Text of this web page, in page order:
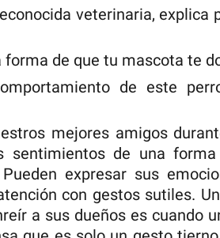
veterinaria, explica
forma de que tu mascota te
de este
mejores amigos
sentimientos de una
expresar sus
con gestos sutiles.
a sus dueños es cuando